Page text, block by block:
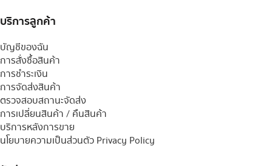
บริการลูกค้า
บัญชีของฉัน
การสั่งซื้อสินค้า
การชำระเงิน
การจัดส่งสินค้า
ตรวจสอบสถานะจัดส่ง
การเปลี่ยนสินค้า / คืนสินค้า
บริการหลังการขาย
นโยบายความเป็นส่วนตัว Privacy Policy